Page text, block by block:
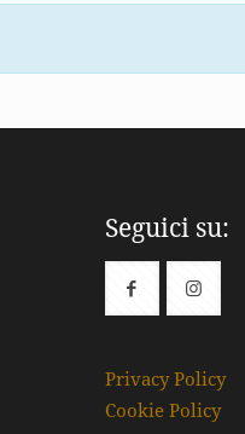
Seguici su:
Privacy Policy
Cookie Policy